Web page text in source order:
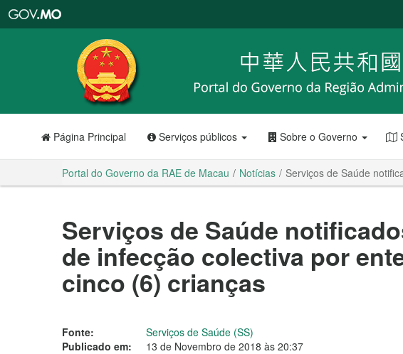
RAE
de
Macau
Página Principal Serviços públicos Sobre o Governo
Portal do Governo da RAE de Macau Notícias Serviços de Saúde
Serviços de Saúde
de infecção colectiva por
cinco (6) crianças
Fonte:
Serviços de Saúde (SS)
Publicado em:
13 de Novembro de 2018 às 20:37